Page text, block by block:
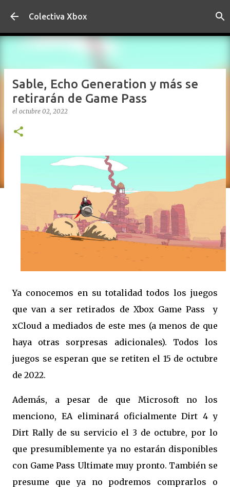
Ir al contenido principal
Colectiva Xbox
Sable, Echo Generation y más se
retirarán de Game Pass
el octubre 02, 2022
Ya conocemos en su totalidad todos los juegos
que van a ser retirados de Xbox Game Pass y
xCloud a mediados de este mes (a menos de que
haya otras sorpresas adicionales). Todos los
juegos se esperan que se retiten el 15 de octubre
de 2022.
Además, a pesar de que Microsoft no los
menciono, EA eliminará oficialmente Dirt 4 y
Dirt Rally de su servicio el 3 de octubre, por lo
que presumiblemente ya no estarán disponibles
con Game Pass Ultimate muy pronto. También se
presume que ya no podremos comprarlos o